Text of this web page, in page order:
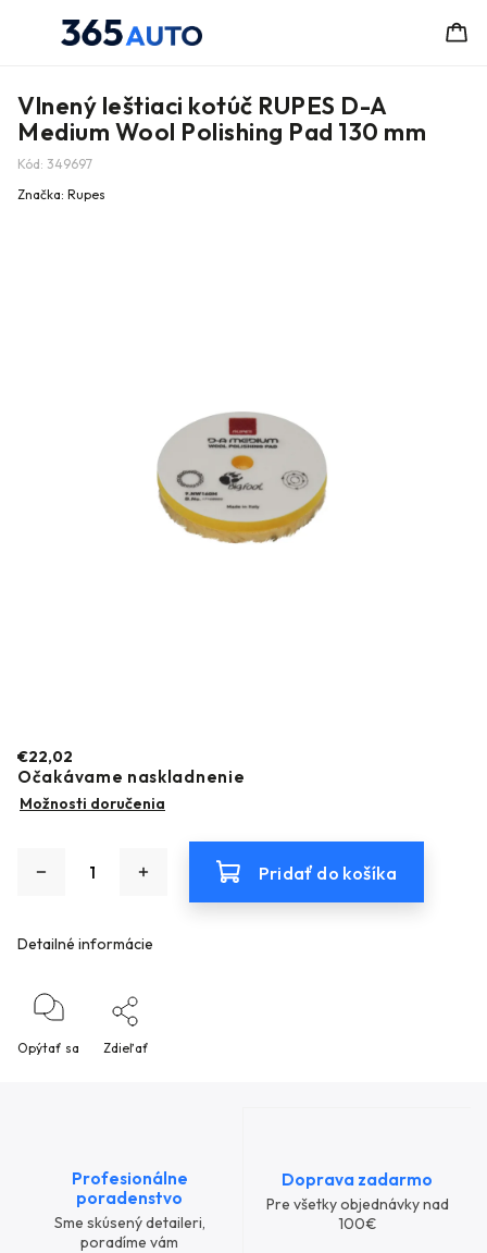
Vlnený leštiaci kotúč RUPES D-A
Medium Wool Polishing Pad 130 mm
Kód: 349697
Značka: Rupes
€22,02
Očakávame naskladnenie
Možnosti doručenia
Pridať do košíka
Detailné informácie
Opýtať sa Zdieľať
Profesionálne
poradenstvo
Sme skúsený detaileri,
poradíme vám
Doprava zadarmo
Pre všetky objednávky nad
100€